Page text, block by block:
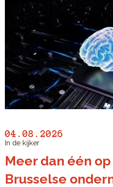
04.08.2026
In de kijker
Meer dan één
Brusselse